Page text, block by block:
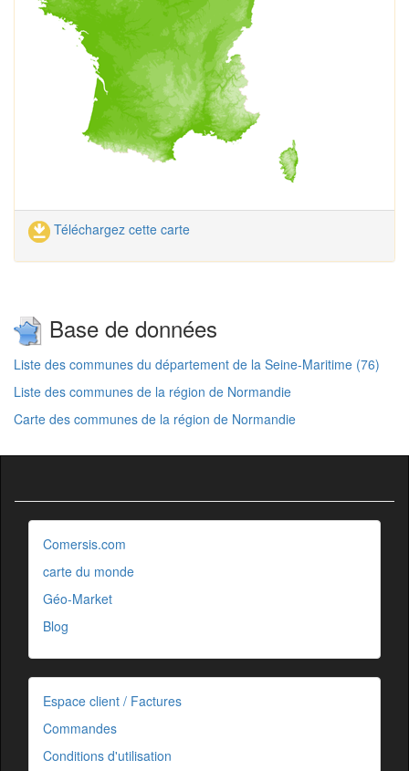
Téléchargez cette carte
Base de données
Liste des communes du département de la Seine-Maritime (76)
Liste des communes de la région de Normandie
Carte des communes de la région de Normandie
Comersis.com
carte du monde
Géo-Market
Blog
Espace client / Factures
Commandes
Conditions d'utilisation